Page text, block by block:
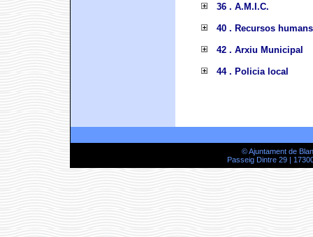
36 . A.M.I.C.
40 . Recursos humans
42 . Arxiu Municipal
44 . Policia local
© Ajuntament de
Passeig Dintre 29 |